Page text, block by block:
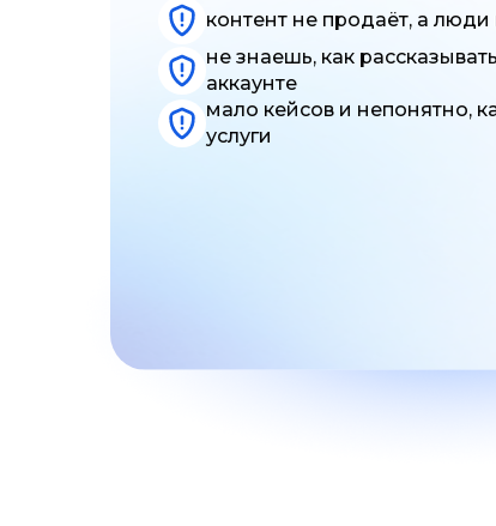
контент не продаёт, а
не знаешь, как
аккаунте
мало кейсов и непонятно,
услуги